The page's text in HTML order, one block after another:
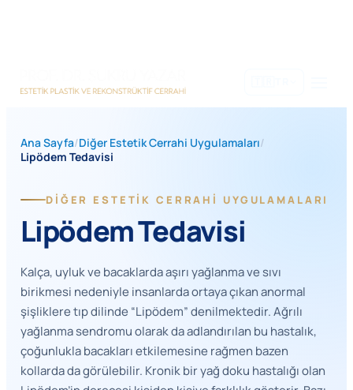
Ana Sayfa/Diğer Estetik Cerrahi Uygulamaları/
Lipödem Tedavisi
DIĞER ESTETIK CERRAHI UYGULAMALARI
Lipödem Tedavisi
Kalça, uyluk ve bacaklarda aşırı yağlanma ve sıvı
birikmesi nedeniyle insanlarda ortaya çıkan anormal
şişliklere tıp dilinde “Lipödem” denilmektedir. Ağrılı
yağlanma sendromu olarak da adlandırılan bu hastalık,
çoğunlukla bacakları etkilemesine rağmen bazen
kollarda da görülebilir. Kronik bir yağ doku hastalığı olan